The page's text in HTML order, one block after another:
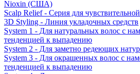
Nioxin (США)
Scalp Relief - Серия для
3D Styling - Линия укладочных средств
System 1 - Для натуральных волос с
тенденцией к выпадению
System 2 - Для заметно редеющих
System 3 - Для окрашенных волос с
тенденцией к выпадению